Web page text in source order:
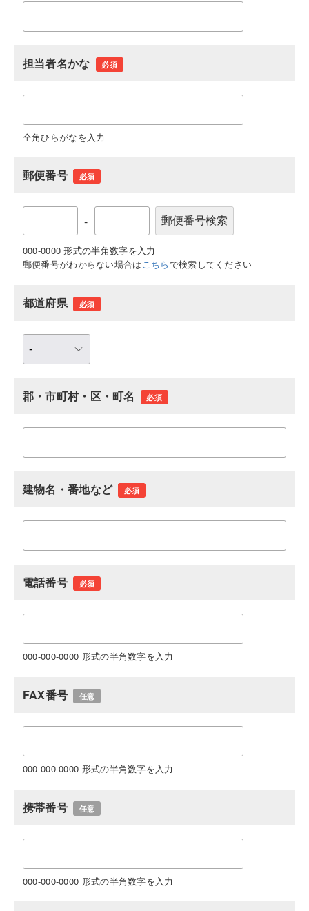
担当者名かな 必須
全角ひらがなを入力
郵便番号 必須
-
000-0000 形式の半角数字を入力
郵便番号がわからない場合はこちらで検索してください
都道府県 必須
郡・市町村・区・町名 必須
建物名・番地など 必須
電話番号 必須
000-000-0000 形式の半角数字を入力
FAX番号 任意
000-000-0000 形式の半角数字を入力
携帯番号 任意
000-000-0000 形式の半角数字を入力